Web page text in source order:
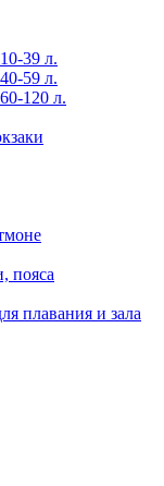
39 л.
59 л.
120 л.
пояса
плавания и зала